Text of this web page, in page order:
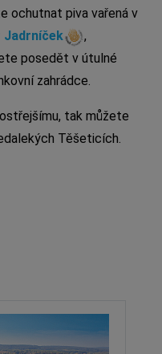
ochutnat piva vařená v
Jadrníček
,
posedět v útulné
zahrádce.
tak můžete
Těšeticích.